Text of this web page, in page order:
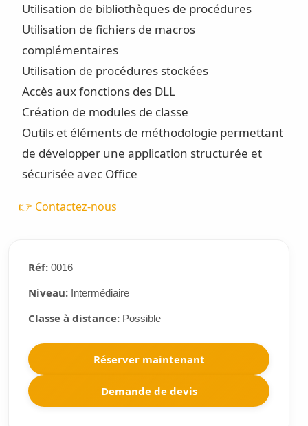
Utilisation de bibliothèques de procédures
Utilisation de fichiers de macros
complémentaires
Utilisation de procédures stockées
Accès aux fonctions des DLL
Création de modules de classe
Outils et éléments de méthodologie permettant
de développer une application structurée et
sécurisée avec Office
👉 Contactez-nous
Réf:0016
Niveau:Intermédiaire
Classe à distance:Possible
Réserver maintenant
Demande de devis